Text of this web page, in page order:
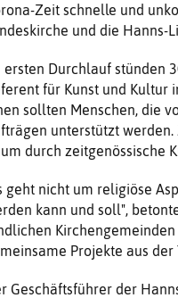
Zeit schnelle und
und die Hanns-
ersten Durchlauf stünden
für Kunst und Kultur
sollten Menschen, die
unterstützt
durch zeitgenössische
geht nicht um religiöse
kann und soll",
Projekte aus
Geschäftsführer der